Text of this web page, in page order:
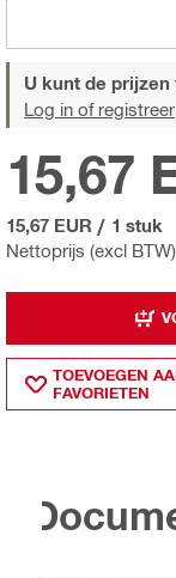
U kunt de
Log in of registreer
Nettoprijs (excl BTW)
15,67
15,67 EUR / 1 stuk
TOEVOEGEN
FAVORIETEN